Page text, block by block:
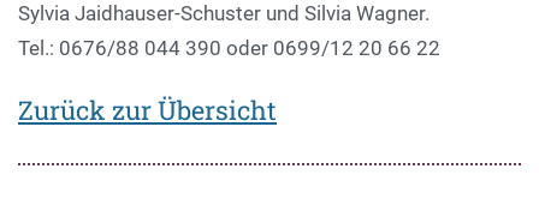
Sylvia Jaidhauser-Schuster und Silvia Wagner.
Tel.: 0676/88 044 390 oder 0699/12 20 66 22
Zurück zur Übersicht